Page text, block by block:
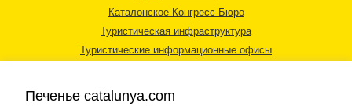
Каталонское Конгресс-Бюро
Туристическая инфраструктура
Туристические информационные офисы
Печенье catalunya.com